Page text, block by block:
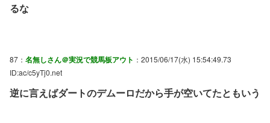
るな
87： 名無しさん＠実況で競馬板アウト ：2015/06/17(水) 15:54:49.73
ID:ac/c5yTj0.net
逆に言えばダートのデムーロだから手が空いてたともいう